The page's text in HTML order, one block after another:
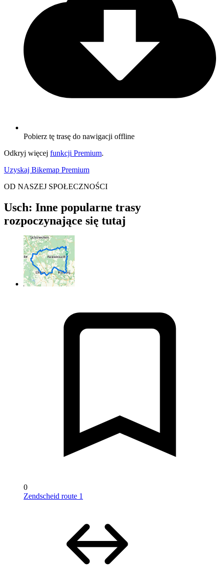
Pobierz tę trasę do nawigacji offline
Odkryj więcej funkcji Premium.
Uzyskaj Bikemap Premium
OD NASZEJ SPOŁECZNOŚCI
Usch: Inne popularne trasy
rozpoczynające się tutaj
0
Zendscheid route 1